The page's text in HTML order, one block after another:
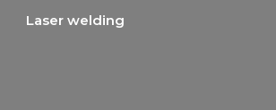
Laser welding